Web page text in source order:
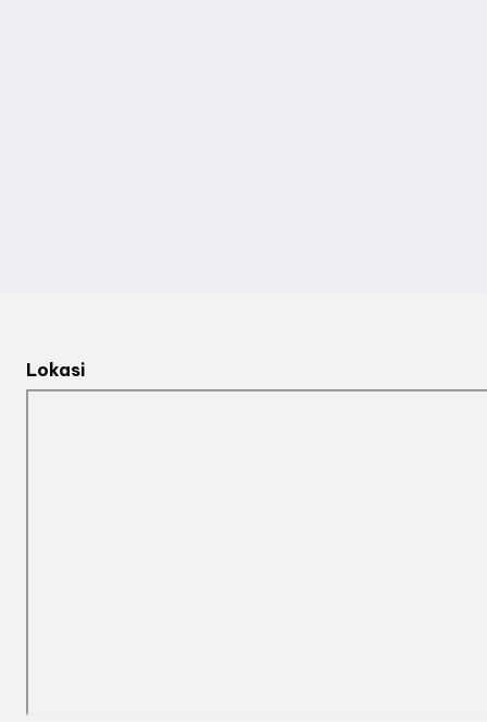
Lokasi